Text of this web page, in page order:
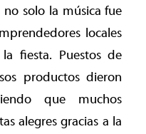
solo la música fue
locales
fiesta. Puestos de
productos dieron
que muchos
alegres gracias a la